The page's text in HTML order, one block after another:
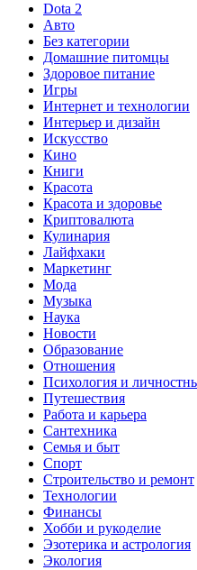
Dota 2
Авто
Без категории
Домашние питомцы
Здоровое питание
Игры
Интернет и технологии
Интерьер и дизайн
Искусство
Кино
Книги
Красота
Красота и здоровье
Криптовалюта
Кулинария
Лайфхаки
Маркетинг
Мода
Музыка
Наука
Новости
Образование
Отношения
Психология и
Путешествия
Работа и карьера
Сантехника
Семья и быт
Спорт
Строительство и ремонт
Технологии
Финансы
Хобби и рукоделие
Эзотерика и астрология
Экология